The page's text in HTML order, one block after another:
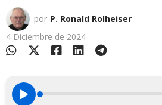
por P. Ronald Rolheiser
4 Diciembre de 2024